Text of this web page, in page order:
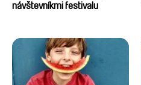
návštevníkmi festivalu